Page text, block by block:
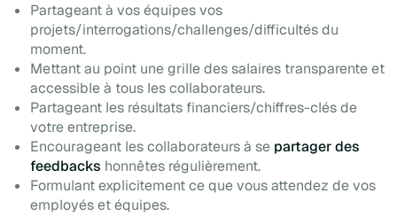
Partageant à vos équipes vos
projets/interrogations/challenges/difficultés du
moment.
Mettant au point une grille des salaires transparente et
accessible à tous les collaborateurs.
Partageant les résultats financiers/chiffres-clés de
votre entreprise.
Encourageant les collaborateurs à se partager des
feedbacks honnêtes régulièrement.
Formulant explicitement ce que vous attendez de vos
employés et équipes.